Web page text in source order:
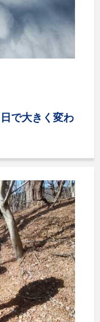
で大きく変わ